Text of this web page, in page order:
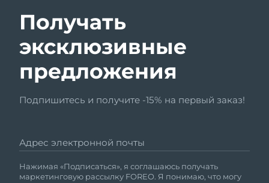
Получать
эксклюзивные
предложения
Подпишитесь и получите -15% на первый заказ!
Адрес электронной почты
Нажимая «Подписаться», я соглашаюсь получать
маркетинговую рассылку FOREO. Я понимаю, что могу